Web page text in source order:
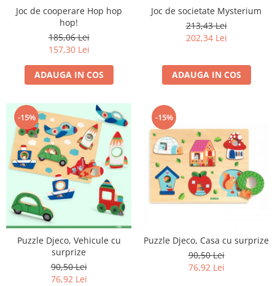
Joc de cooperare Hop hop
hop!
185,06 Lei
157,30 Lei
ADAUGA IN COS
Joc de societate Mysterium
213,43 Lei
202,34 Lei
ADAUGA IN COS
-15%
Puzzle Djeco, Vehicule cu
surprize
90,50 Lei
76,92 Lei
-15%
Puzzle Djeco, Casa cu surprize
90,50 Lei
76,92 Lei